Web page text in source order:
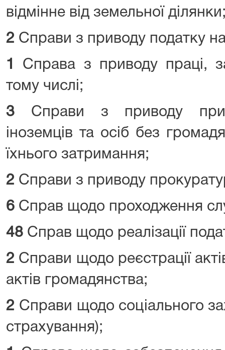
відмінне від земельної
2 Справи з приводу податку
1
Справа з приводу праці,
тому числі;
3 Справи з приводу
іноземців та осіб без
їхнього затримання;
2 Справи з приводу
6 Справ щодо проходження
48 Справ щодо реалізації
2 Справи щодо реєстрації
актів громадянства;
2 Справи щодо соціального
страхування);